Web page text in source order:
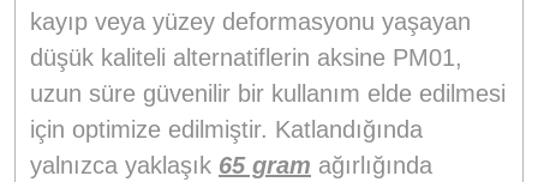
kayıp veya yüzey deformasyonu yaşayan
düşük kaliteli alternatiflerin aksine PM01,
uzun süre güvenilir bir kullanım elde edilmesi
için optimize edilmiştir. Katlandığında
yalnızca yaklaşık 65 gram ağırlığında